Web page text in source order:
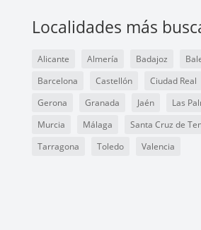
Localidades más
Alicante Almería Badajoz
Barcelona
Castellón Ciudad Real
Gerona
Granada Jaén Las
Murcia
Málaga Santa Cruz de
Tarragona
Toledo Valencia